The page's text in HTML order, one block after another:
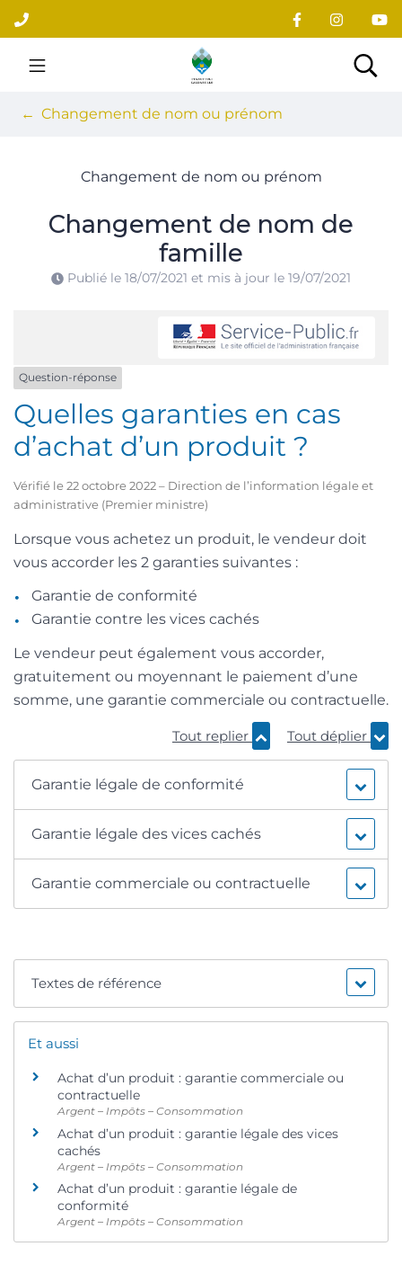
Aller
au
contenu
Site officiel du village
Changement de nom ou prénom
Changement de nom ou prénom
Changement de nom de
famille
Publié le 18/07/2021 et mis à jour le 19/07/2021
Question-réponse
Quelles garanties en cas
d’achat d’un produit ?
Vérifié le 22 octobre 2022 – Direction de l’information légale et
administrative (Premier ministre)
Lorsque vous achetez un produit, le vendeur doit
vous accorder les 2 garanties suivantes :
Garantie de conformité
Garantie contre les vices cachés
Le vendeur peut également vous accorder,
gratuitement ou moyennant le paiement d’une
somme, une garantie commerciale ou contractuelle.
Tout replier Tout déplier
Garantie légale de conformité
Garantie légale des vices cachés
Garantie commerciale ou contractuelle
Textes de référence
Et aussi
Achat d’un produit : garantie commerciale ou
contractuelle
Argent – Impôts – Consommation
Achat d’un produit : garantie légale des vices
cachés
Argent – Impôts – Consommation
Achat d’un produit : garantie légale de
conformité
Argent – Impôts – Consommation